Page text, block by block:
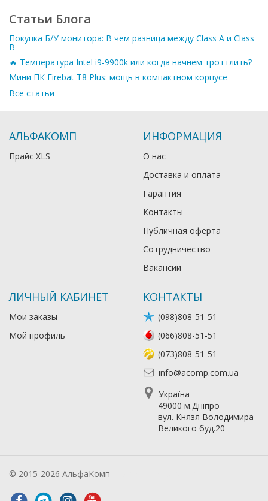
Статьи Блога
Покупка Б/У монитора: В чем разница между Class A и Class
B
🔥 Температура Intel i9-9900k или когда начнем троттлить?
Мини ПК Firebat T8 Plus: мощь в компактном корпусе
Все статьи
АЛЬФАКОМП
Прайс XLS
ИНФОРМАЦИЯ
О нас
Доставка и оплата
Гарантия
Контакты
Публичная оферта
Сотрудничество
Вакансии
ЛИЧНЫЙ КАБИНЕТ
Мои заказы
Мой профиль
КОНТАКТЫ
(098)808-51-51
(066)808-51-51
(073)808-51-51
info@acomp.com.ua
Україна
49000 м.Дніпро
вул. Князя Володимира
Великого буд.20
© 2015-2026 АльфаКомп